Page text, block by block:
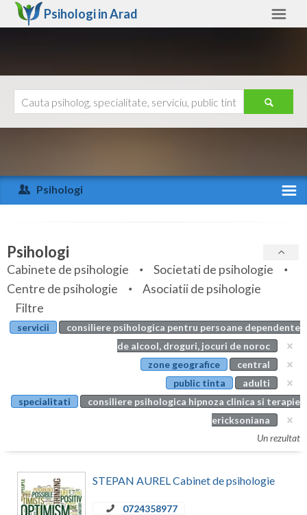
Psihologi inArad
Arad
Arges
Bihor
Bistrita-Nasaud
Botosani
Bucuresti
Calarasi
Caras-Severin
Cluj
Ajutor
Psihologi
Specialitati
Servicii
Articole
Evenimente
Psihologi
Cabinete de psihologie
Societati de psihologie
Centre de psihologie
Asociatii de psihologie
Filtre
servicii
consiliere psihologica pentru persoane dependente
de alcool, droguri, jocuri de noroc
zone geografice
central
public tinta
adulti
specialitati
consiliere psihologica hipnoza clinica si terapie
ericksoniana
Un rezultat
STEPAN AUREL Cabinet de psihologie
0724358977